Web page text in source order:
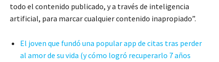
todo el contenido publicado, y a través de inteligencia
artificial, para marcar cualquier contenido inapropiado”.
El joven que fundó una popular app de citas tras perder
al amor de su vida (y cómo logró recuperarlo 7 años